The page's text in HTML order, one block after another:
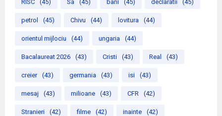
RISC (45) Sa (45) bani (45) declaratii (45)
petrol (45) Chivu (44) lovitura (44)
orientul mijlociu (44) ungaria (44)
Bacalaureat 2026 (43) Cristi (43) Real (43)
creier (43) germania (43) isi (43)
mesaj (43) milioane (43) CFR (42)
Stranieri (42) filme (42) inainte (42)